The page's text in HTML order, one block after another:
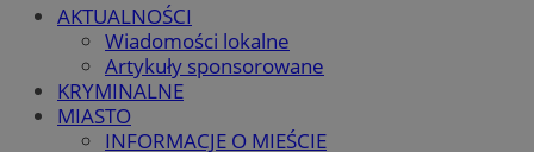
AKTUALNOŚCI
Wiadomości lokalne
Artykuły sponsorowane
KRYMINALNE
MIASTO
INFORMACJE O MIEŚCIE